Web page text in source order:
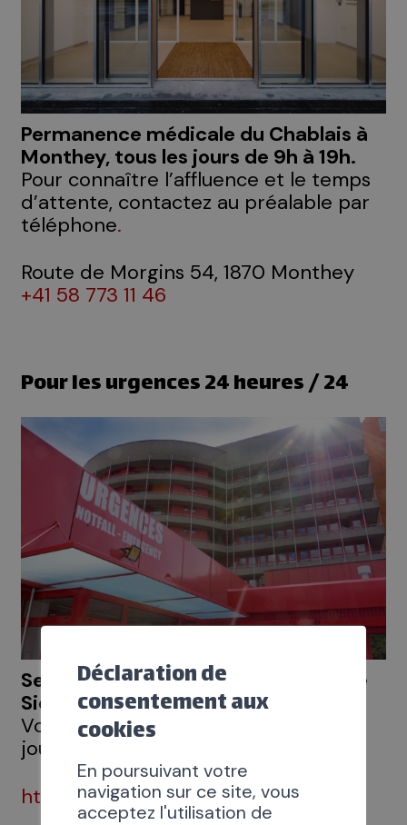
Permanence médicale du Chablais à
Monthey, tous les jours de 9h à 19h.
Pour connaître l’affluence et le temps
d’attente, contactez au préalable par
téléphone.
Route de Morgins 54, 1870 Monthey
+41 58 773 11 46
Pour les urgences 24 heures / 24
Service des urgences de l’Hôpital de
Sion
Voir l’affluence en temps réel (mise à
jour toutes les 30 minutes)
https://www.hopitalduvalais.ch
Déclaration de
consentement aux
cookies
En poursuivant votre
navigation sur ce site, vous
acceptez l'utilisation de